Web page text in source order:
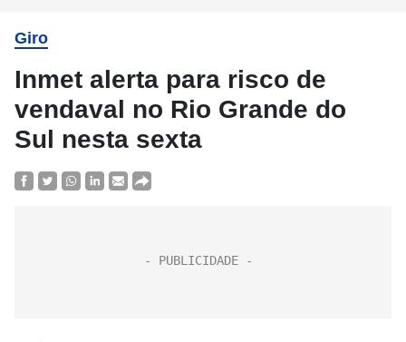
Giro
Inmet alerta para risco de
vendaval no Rio Grande do
Sul nesta sexta